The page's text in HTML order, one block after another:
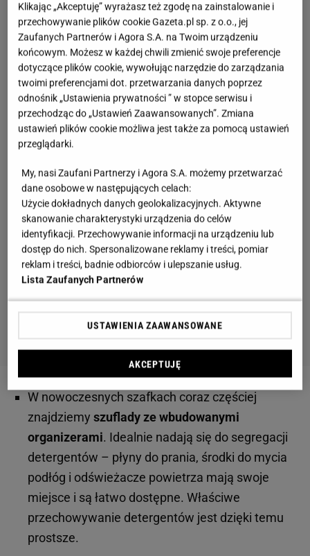
W nowoczesnych szafkach coraz częściej
znajdziemy szuflady ze wbudowanymi
organizerami. Idealnie nadają się do segregacji
detergentów – płyny do prania, środki do mycia
podłóg i odświeżacze powietrza mają swoje
miejsce i są łatwo dostępne. Właściwe
przechowywanie detergentów jest dzięki temu
prostsze.
Klikając „Akceptuję” wyrażasz też zgodę na zainstalowanie i
przechowywanie plików cookie Gazeta.pl sp. z o.o., jej
Zaufanych Partnerów i Agora S.A. na Twoim urządzeniu
końcowym. Możesz w każdej chwili zmienić swoje preferencje
dotyczące plików cookie, wywołując narzędzie do zarządzania
twoimi preferencjami dot. przetwarzania danych poprzez
odnośnik „Ustawienia prywatności ” w stopce serwisu i
przechodząc do „Ustawień Zaawansowanych”. Zmiana
ustawień plików cookie możliwa jest także za pomocą ustawień
przeglądarki.
My, nasi Zaufani Partnerzy i Agora S.A. możemy przetwarzać
dane osobowe w następujących celach:
Użycie dokładnych danych geolokalizacyjnych. Aktywne
skanowanie charakterystyki urządzenia do celów
identyfikacji. Przechowywanie informacji na urządzeniu lub
dostęp do nich. Spersonalizowane reklamy i treści, pomiar
reklam i treści, badnie odbiorców i ulepszanie usług.
Lista Zaufanych Partnerów
USTAWIENIA ZAAWANSOWANE
AKCEPTUJĘ